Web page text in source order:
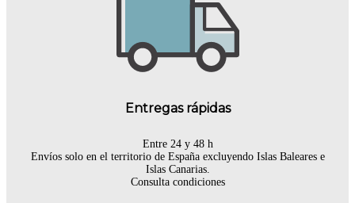
Entregas rápidas
Entre 24 y 48 h
Envíos solo en el territorio de España excluyendo Islas Baleares e
Islas Canarias.
Consulta condiciones